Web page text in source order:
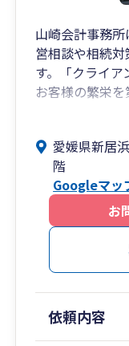
山崎会計事務
営相談や相続
す。「クライア
お客様の繁栄
ます。また、
サポートして
けられます。
な観点から、
解をオーダメ
愛媛県新居
階
Googleマッ
お
依頼内容